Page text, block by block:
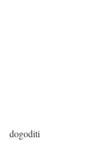
dogoditi